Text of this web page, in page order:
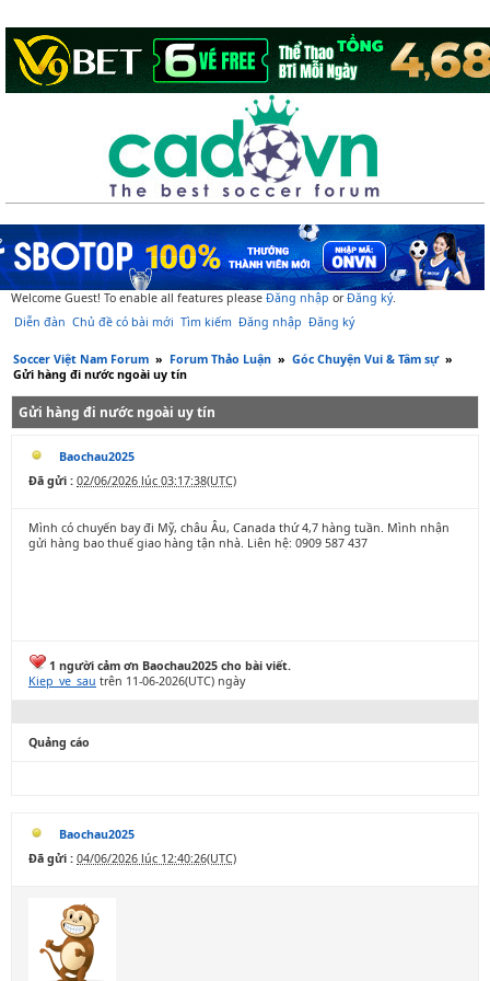
Welcome Guest! To enable all features please Đăng nhập orĐăng ký.
Diễn đàn Chủ đề có bài mới Tìm kiếm Đăng nhập Đăng ký
Soccer Việt Nam Forum » Forum Thảo Luận » Góc Chuyện Vui & Tâm sự »
Gửi hàng đi nước ngoài uy tín
Gửi hàng đi nước ngoài uy tín
Baochau2025
Đã gửi : 02/06/2026 lúc 03:17:38(UTC)
Mình có chuyến bay đi Mỹ, châu Âu, Canada thứ 4,7 hàng tuần. Mình nhận
gửi hàng bao thuế giao hàng tận nhà. Liên hệ: 0909 587 437
1 người cảm ơn Baochau2025 cho bài viết.
Kiep_ve_sau trên 11-06-2026(UTC) ngày
Quảng cáo
Baochau2025
Đã gửi : 04/06/2026 lúc 12:40:26(UTC)